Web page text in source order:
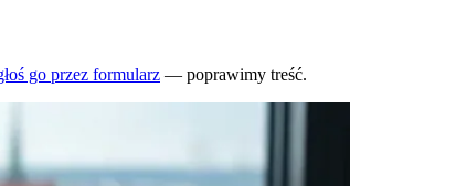
go przez formularz — poprawimy treść.